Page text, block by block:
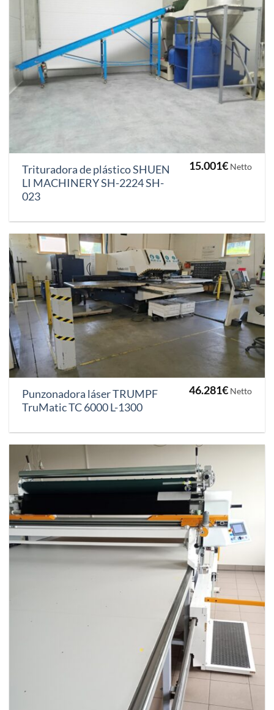
Trituradora de plástico SHUEN
LI MACHINERY SH-2224 SH-
023
15.001€ Netto
Punzonadora láser TRUMPF
TruMatic TC 6000 L-1300
46.281€ Netto